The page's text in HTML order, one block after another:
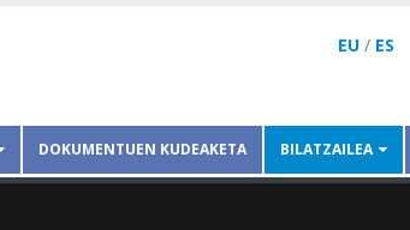
EU / ES
DOKUMENTUEN KUDEAKETA BILATZAILEA